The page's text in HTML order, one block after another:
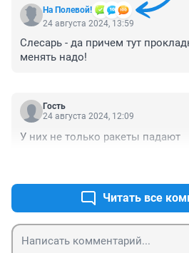
На Полевой!
24 августа 2024, 13:59
Слесарь - да причем тут
менять надо!
Гость
24 августа 2024, 12:09
У них не только ракеты падают
Читать все